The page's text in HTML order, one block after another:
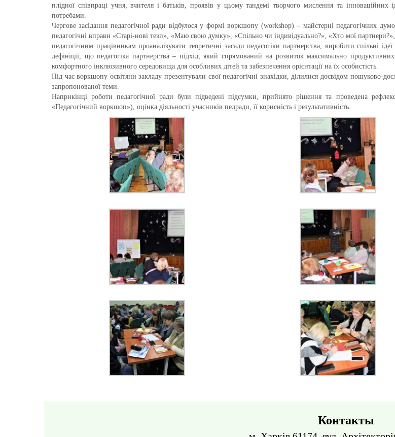
плідної співпраці учня, вчителя і батьків, проявів у цьому тандемі творчого мислення та
потребами.
Чергове засідання педагогічної ради відбулося у формі воркшопу (workshop) – майстерні педагогічних
педагогічні вправи «Старі-нові тези», «Маю свою думку», «Спільно чи індивідуально?», «Хто мої
педагогічним працівникам проаналізувати теоретичні засади педагогіки партнерства, виробити спільні
дефініції, що педагогіка партнерства – підхід, який спрямований на розвиток максимально
комфортного інклюзивного середовища для особливих дітей та забезпечення орієнтації на їх особистість.
Під час воркшопу освітяни закладу презентували свої педагогічні знахідки, ділилися досвідом пошуково-
запропонованої теми.
Наприкінці роботи педагогічної ради були підведені підсумки, прийнято рішення та проведена
«Педагогічний воркшоп»), оцінка діяльності учасників педради, її корисність і результативність.
Контакты